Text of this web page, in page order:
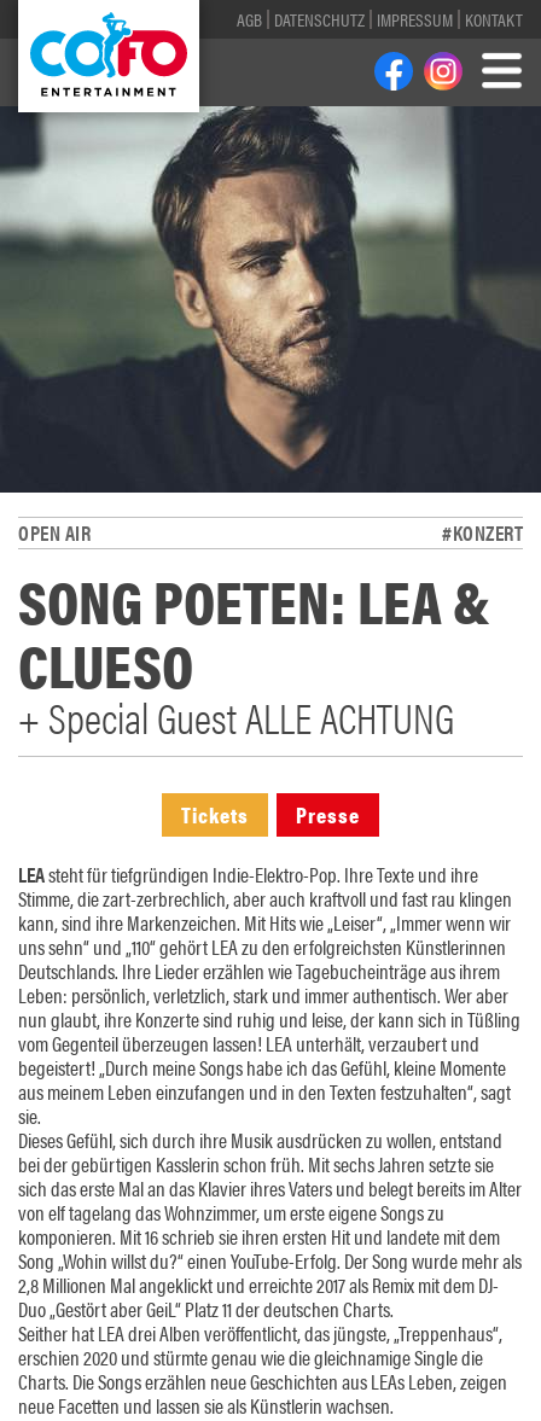
AGB DATENSCHUTZ IMPRESSUM KONTAKT
OPEN AIR #KONZERT
SONG POETEN: LEA &
CLUESO
+ Special Guest ALLE ACHTUNG
Tickets Presse
LEAsteht für tiefgründigen Indie-Elektro-Pop. Ihre Texte und ihre
Stimme, die zart-zerbrechlich, aber auch kraftvoll und fast rau klingen
kann, sind ihre Markenzeichen. Mit Hits wie „Leiser“, „Immer wenn wir
uns sehn“ und „110“ gehört LEA zu den erfolgreichsten Künstlerinnen
Deutschlands. Ihre Lieder erzählen wie Tagebucheinträge aus ihrem
Leben: persönlich, verletzlich, stark und immer authentisch. Wer aber
nun glaubt, ihre Konzerte sind ruhig und leise, der kann sich in Tüßling
vom Gegenteil überzeugen lassen! LEA unterhält, verzaubert und
begeistert! „Durch meine Songs habe ich das Gefühl, kleine Momente
aus meinem Leben einzufangen und in den Texten festzuhalten“, sagt
sie.
Dieses Gefühl, sich durch ihre Musik ausdrücken zu wollen, entstand
bei der gebürtigen Kasslerin schon früh. Mit sechs Jahren setzte sie
sich das erste Mal an das Klavier ihres Vaters und belegt bereits im Alter
von elf tagelang das Wohnzimmer, um erste eigene Songs zu
komponieren. Mit 16 schrieb sie ihren ersten Hit und landete mit dem
Song „Wohin willst du?“ einen YouTube-Erfolg. Der Song wurde mehr als
2,8 Millionen Mal angeklickt und erreichte 2017 als Remix mit dem DJ-
Duo „Gestört aber GeiL“ Platz 11 der deutschen Charts.
Seither hat LEA drei Alben veröffentlicht, das jüngste, „Treppenhaus“,
erschien 2020 und stürmte genau wie die gleichnamige Single die
Charts. Die Songs erzählen neue Geschichten aus LEAs Leben, zeigen
neue Facetten und lassen sie als Künstlerin wachsen.